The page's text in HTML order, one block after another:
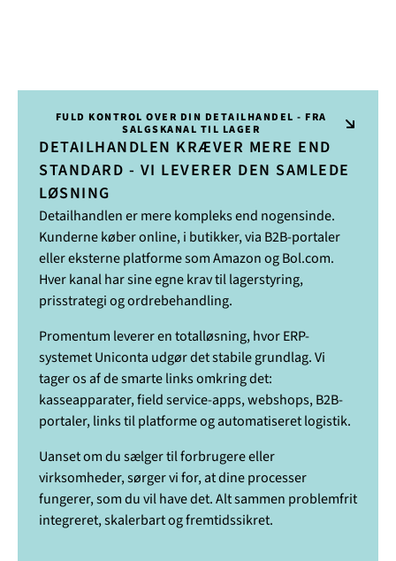
FULD KONTROL OVER DIN DETAILHANDEL - FRA
SALGSKANAL TIL LAGER
DETAILHANDLEN KRÆVER MERE END
STANDARD - VI LEVERER DEN SAMLEDE
LØSNING
Detailhandlen er mere kompleks end nogensinde.
Kunderne køber online, i butikker, via B2B-portaler
eller eksterne platforme som Amazon og Bol.com.
Hver kanal har sine egne krav til lagerstyring,
prisstrategi og ordrebehandling.
Promentum leverer en totalløsning, hvor ERP-
systemet Uniconta udgør det stabile grundlag. Vi
tager os af de smarte links omkring det:
kasseapparater, field service-apps, webshops, B2B-
portaler, links til platforme og automatiseret logistik.
Uanset om du sælger til forbrugere eller
virksomheder, sørger vi for, at dine processer
fungerer, som du vil have det. Alt sammen problemfrit
integreret, skalerbart og fremtidssikret.